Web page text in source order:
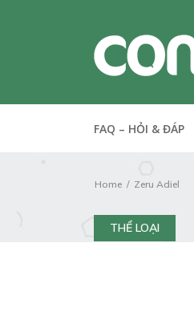
FAQ – HỎI & ĐÁP
Home Zeru Adiel
THỂ LOẠI